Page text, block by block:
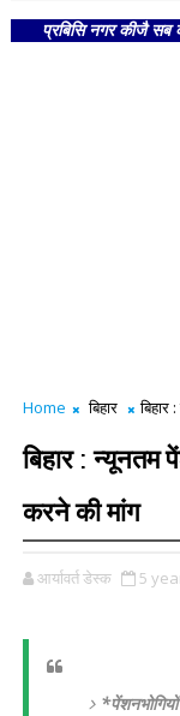
नगर कीजै सब काजा ।
Home बिहार
बिहार :
करने की मांग
आर्यावर्त डेस्क 5